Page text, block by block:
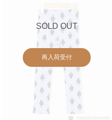
SOLD OUT
再入荷受付